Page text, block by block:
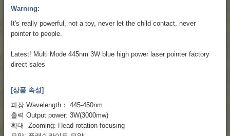
Warning:
It's really powerful, not a toy, never let the child contact, never
pointer to people.
Latest! Multi Mode 445nm 3W blue high power laser pointer factory
direct sales
[상품 속성]
파장 Wavelength： 445-450nm
출력 Output power: 3W(3000mw)
확대 Zooming: Head rotation focusing